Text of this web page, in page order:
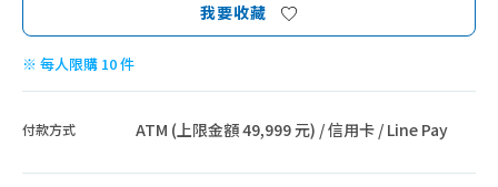
我要收藏
※ 每人限購 10 件
付款方式 ATM (上限金額 49,999 元) / 信用卡 / Line Pay